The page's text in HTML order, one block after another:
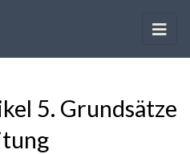
5. Grundsätze